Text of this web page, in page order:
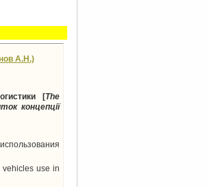
А.Н.)
[The
концепції
использования
vehicles use in